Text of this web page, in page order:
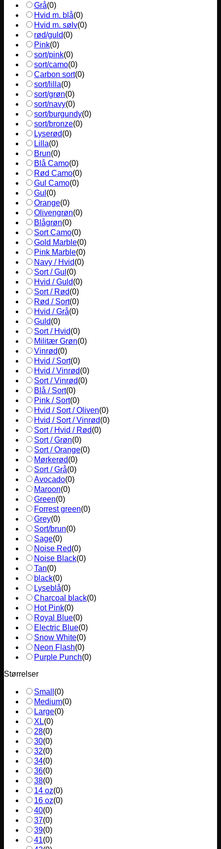
Grå(0)
Hvid m. blå(0)
Hvid m. sølv(0)
rød/guld(0)
Pink(0)
sort/pink(0)
sort/camo(0)
Carbon sort(0)
sort/lilla(0)
sort/grøn(0)
sort/navy(0)
sort/burgundy(0)
sort/bronze(0)
Lyserød(0)
Lilla(0)
Brun(0)
Blå Camo(0)
Rød Camo(0)
Gul Camo(0)
Gul (0)
Orange(0)
Olivengrøn(0)
Blågrøn(0)
Sort Camo(0)
Gold Marble(0)
Pink Marble(0)
Navy / Hvid(0)
Sort / Gul (0)
Hvid / Guld(0)
Sort / Rød(0)
Rød / Sort(0)
Hvid / Grå(0)
Guld(0)
Sort / Hvid(0)
Militær Grøn(0)
Vinrød(0)
Hvid / Sort(0)
Hvid / Vinrød(0)
Sort / Vinrød(0)
Blå / Sort(0)
Pink / Sort(0)
Hvid / Sort / Oliven(0)
Hvid / Sort / Vinrød(0)
Sort / Hvid / Rød(0)
Sort / Grøn(0)
Sort / Orange(0)
Mørkerød(0)
Sort / Grå(0)
Avocado(0)
Maroon(0)
Green(0)
Forrest green(0)
Grey(0)
Sort/brun(0)
Sage(0)
Noise Red(0)
Noise Black(0)
Tan(0)
black(0)
Lyseblå(0)
Charcoal black(0)
Hot Pink(0)
Royal Blue(0)
Electric Blue(0)
Snow White(0)
Neon Flash(0)
Purple Punch(0)
Størrelser
Small (0)
Medium(0)
Large(0)
XL(0)
28(0)
30(0)
32(0)
34(0)
36(0)
38(0)
14 oz(0)
16 oz(0)
40(0)
37(0)
39(0)
41(0)